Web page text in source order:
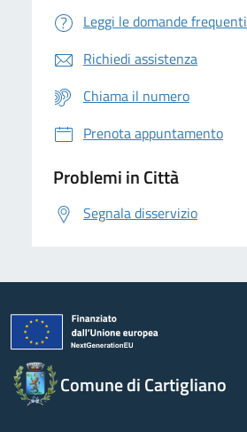
Leggi le domande frequenti
Richiedi assistenza
Chiama il numero
Prenota appuntamento
Problemi in Città
Segnala disservizio
Comune di Cartigliano